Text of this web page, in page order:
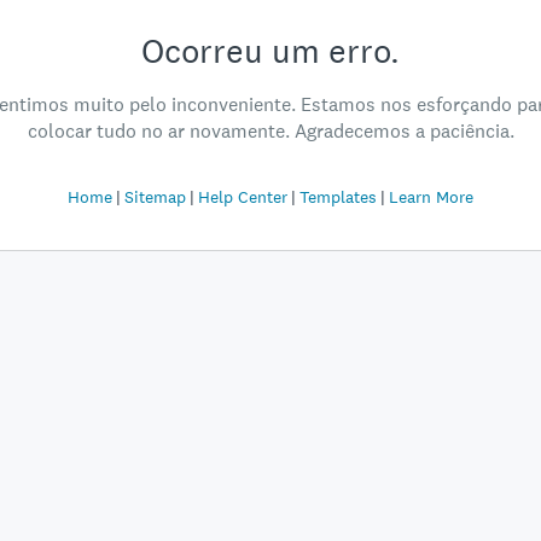
Ocorreu um erro.
muito pelo inconveniente. Estamos nos esforçando
colocar tudo no ar novamente. Agradecemos a paciência.
Home Sitemap Help Center Templates Learn More